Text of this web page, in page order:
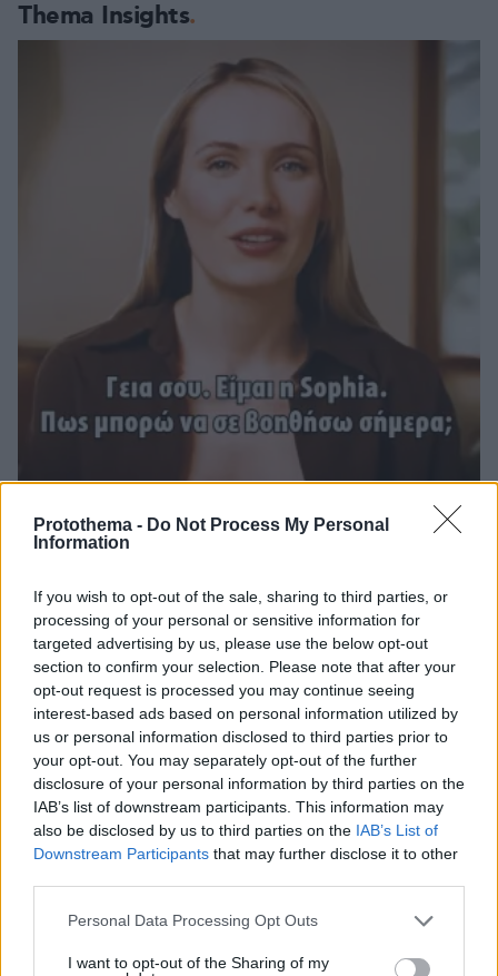
Protothema - Do Not Process My Personal
Information
If you wish to opt-out of the sale, sharing to third parties, or
processing of your personal or sensitive information for
targeted advertising by us, please use the below opt-out
section to confirm your selection. Please note that after your
opt-out request is processed you may continue seeing
interest-based ads based on personal information utilized by
us or personal information disclosed to third parties prior to
your opt-out. You may separately opt-out of the further
disclosure of your personal information by third parties on the
IAB’s list of downstream participants. This information may
also be disclosed by us to third parties on the IAB’s List of
Downstream Participants that may further disclose it to other
Please note that this website/app uses one or more Google
not limited to your visit or usage behaviour. You may click to
Personal Data Processing Opt Outs
I want to opt-out of the Sharing of my
Thema Insights
Το DEI College παρουσιάζει τη Sophia. Την πρώτη 24/7
φοιτητές
30.07.2026, 09:33
Η Smart φοιτητική κατοικία στην καρδιά της Αθήνας
03.08.2026, 10:56
Διασκεδάζουμε υπεύθυνα, επιστρέφουμε με ασφάλεια
29.07.2026, 09:39
ΡΟΗ ΕΙΔΗΣΕΩΝ
Δημοφιλή
Άγραφα: Φιλόξενοι Άνθρωποι, ανόθευτη Φύση
πριν 7 λεπτά